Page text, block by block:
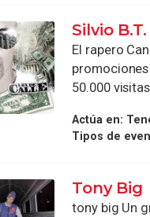
Silvio B.T.
El rapero
promociones
50.000
Actúa en:
Tipos de
Tony Big
tony big Un